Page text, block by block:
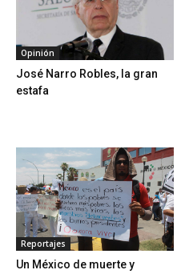
Opinión
José Narro Robles, la gran
estafa
Reportajes
Un México de muerte y